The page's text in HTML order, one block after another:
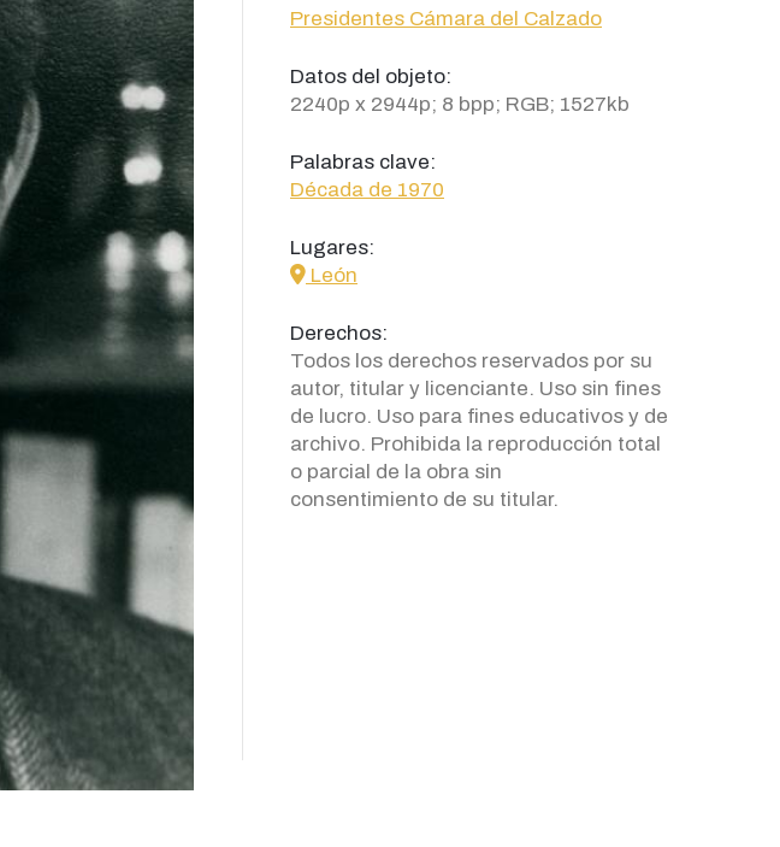
Presidentes Cámara del Calzado
Datos del objeto:
2240p x 2944p; 8 bpp; RGB; 1527kb
Palabras clave:
Década de 1970
Lugares:
icon
León
Derechos:
Todos los derechos reservados por su
autor, titular y licenciante. Uso sin fines
de lucro. Uso para fines educativos y de
archivo. Prohibida la reproducción total
o parcial de la obra sin
consentimiento de su titular.